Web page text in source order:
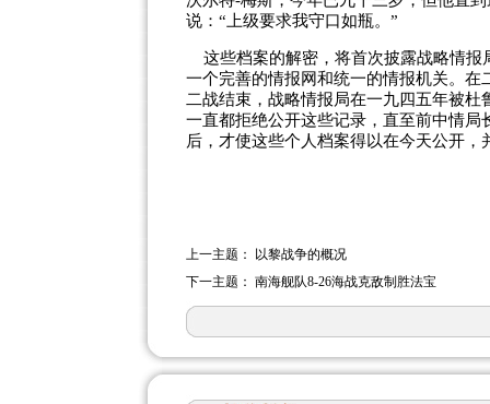
说：“上级要求我守口如瓶。”
这些档案的解密，将首次披露战略情报
一个完善的情报网和统一的情报机关。
二战结束，战略情报局在一九四五年被
一直都拒绝公开这些记录，直至前中情
后，才使这些个人档案得以在今天公开
上一主题：
以黎战争的概况
下一主题： 南海舰队8-26海战克敌制胜法宝